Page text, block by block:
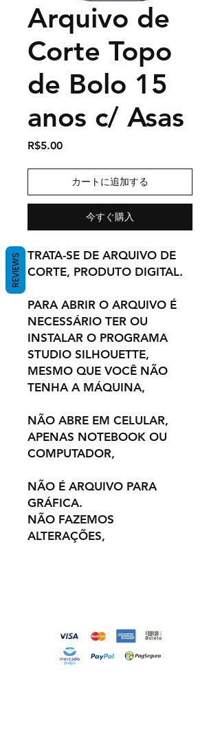
Arquivo de
Corte Topo
de Bolo 15
anos c/ Asas
R$5.00価
カートに追加する
今すぐ購入
TRATA-SE DE ARQUIVO DE
CORTE, PRODUTO DIGITAL.
PARA ABRIR O ARQUIVO É
NECESSÁRIO TER OU
INSTALAR O PROGRAMA
STUDIO SILHOUETTE,
MESMO QUE VOCÊ NÃO
TENHA A MÁQUINA,
NÃO ABRE EM CELULAR,
APENAS NOTEBOOK OU
COMPUTADOR,
NÃO É ARQUIVO PARA
GRÁFICA.
NÃO FAZEMOS
ALTERAÇÕES,
REVIEWS